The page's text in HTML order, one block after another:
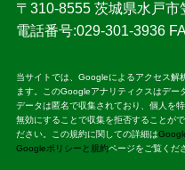
〒310-8555 茨城県水戸市
電話番号:029-301-3936
当サイトでは、Googleによるアクセス
ます。このGoogleアナリティクスはデ
データは匿名で収集されており、個人を
無効にすることで収集を拒否することが
ださい。この規約に関しての詳細は
Googleポリシーと規約ページをご覧くだ